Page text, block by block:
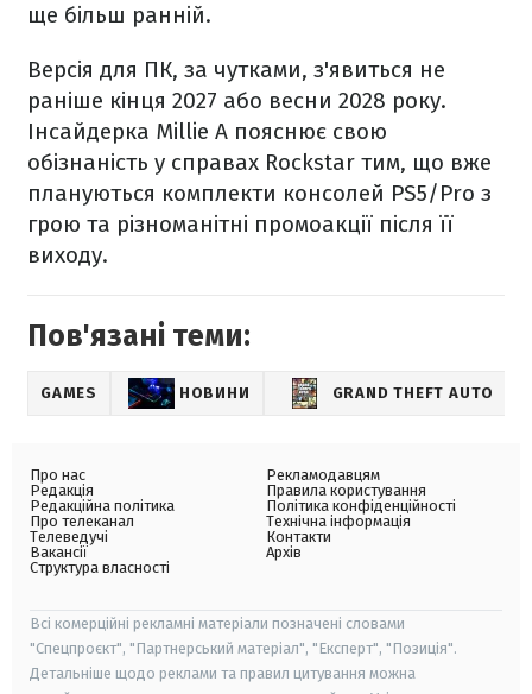
ще більш ранній.
Версія для ПК, за чутками, з'явиться не
раніше кінця 2027 або весни 2028 року.
Інсайдерка Millie A пояснює свою
обізнаність у справах Rockstar тим, що вже
плануються комплекти консолей PS5/Pro з
грою та різноманітні промоакції після її
виходу.
Пов'язані теми:
GAMES НОВИНИ GRAND THEFT AUTO
Про нас
Редакція
Редакційна політика
Про телеканал
Телеведучі
Вакансії
Структура власності
Рекламодавцям
Правила користування
Політика конфіденційності
Технічна інформація
Контакти
Архів
Всі комерційні рекламні матеріали позначені словами
"Спецпроєкт", "Партнерський матеріал", "Експерт", "Позиція".
Детальніше щодо реклами та правил цитування можна